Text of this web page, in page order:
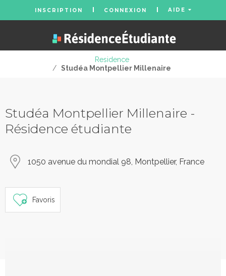
INSCRIPTION CONNEXION AIDE
Residence
/ Studéa Montpellier Millenaire
Studéa Montpellier Millenaire -
Résidence étudiante
1050 avenue du mondial 98, Montpellier, France
Favoris